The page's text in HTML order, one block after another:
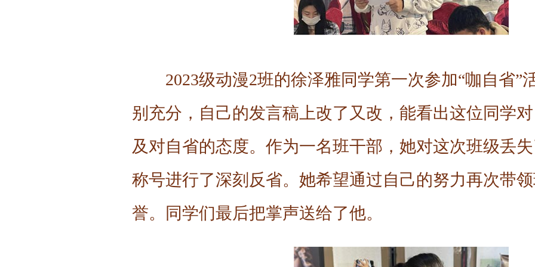
2023级动漫2班的徐泽雅同学第一次参加“咖自省”
别充分，自己的发言稿上改了又改，能看出这位同学
及对自省的态度。作为一名班干部，她对这次班级丢
称号进行了深刻反省。她希望通过自己的努力再次带
誉。同学们最后把掌声送给了他。